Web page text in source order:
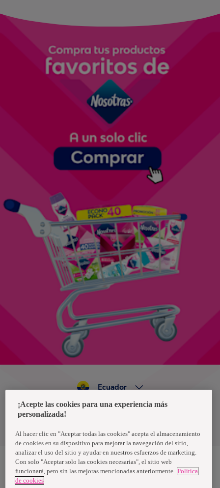
Política de privacidad de datos
Ecuador
Nosotras, una marca de Essity - una compañía global líder en
higiene y salud. Cada día, mil millones de personas, en todo el
¡Acepte las cookies para una experiencia más
personalizada!
Al hacer clic en "Aceptar todas las cookies" acepta el almacenamiento
de cookies en su dispositivo para mejorar la navegación del sitio,
analizar el uso del sitio y ayudar en nuestros esfuerzos de marketing.
Con solo "Aceptar solo las cookies necesarias", el sitio web
funcionará, pero sin las mejoras mencionadas anteriormente. Política
de cookies